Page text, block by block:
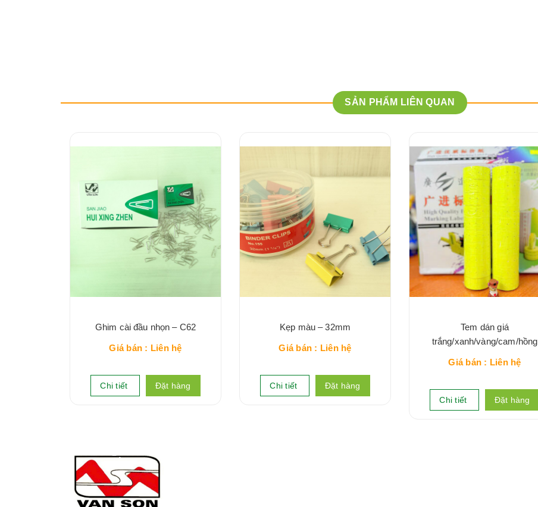
SẢN PHẨM LIÊN QUAN
Ghim cài đầu nhọn – C62
Giá bán : Liên hệ
Chi tiết Đặt hàng
Kẹp màu – 32mm
Giá bán : Liên hệ
Chi tiết Đặt hàng
Tem dán giá
trắng/xanh/vàng/cam/hồng
Giá bán : Liên hệ
Chi tiết Đặt hàng